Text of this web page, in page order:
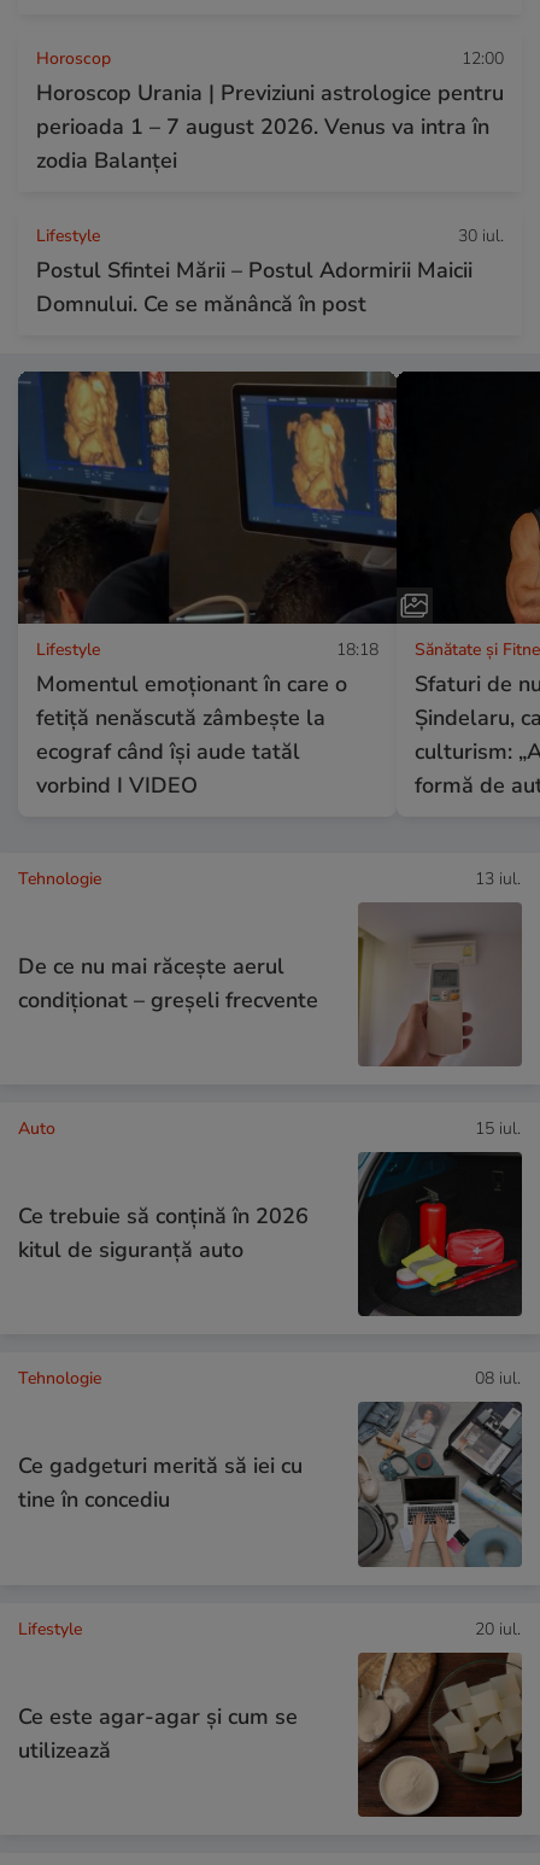
Horoscop 12:00
Horoscop Urania | Previziuni astrologice pentru
perioada 1 – 7 august 2026. Venus va intra în
zodia Balanței
Lifestyle 30 iul.
Postul Sfintei Mării – Postul Adormirii Maicii
Domnului. Ce se mănâncă în post
Lifestyle 18:18
Momentul emoționant în care o
fetiță nenăscută zâmbește la
ecograf când își aude tatăl
vorbind I VIDEO
Sănătate și
Sfaturi de
Șindelaru,
culturism:
formă de
Tehnologie 13 iul.
De ce nu mai răcește aerul
condiționat – greșeli frecvente
Auto 15 iul.
Ce trebuie să conţină în 2026
kitul de siguranţă auto
Tehnologie 08 iul.
Ce gadgeturi merită să iei cu
tine în concediu
Lifestyle 20 iul.
Ce este agar-agar și cum se
utilizează